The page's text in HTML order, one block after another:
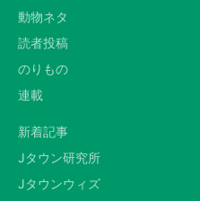
動物ネタ
読者投稿
のりもの
連載
新着記事
Jタウン研究所
Jタウンウィズ